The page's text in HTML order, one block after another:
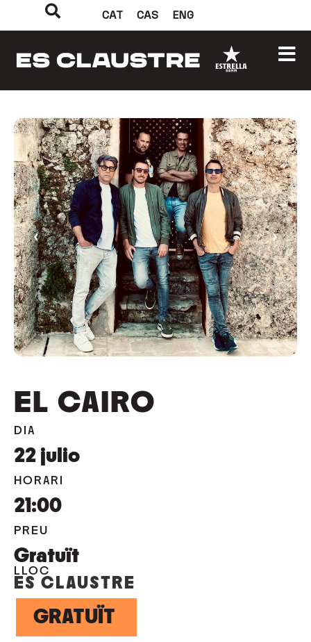
CAT CAS ENG
‹ ›
EL CAIRO
DIA
22 julio
HORARI
21:00
PREU
Gratuït
LLOC
ES CLAUSTRE
GRATUÏT